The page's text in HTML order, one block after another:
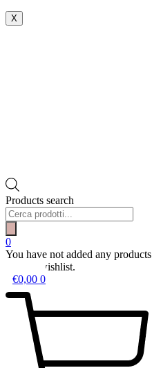
X
Products search
0
You have not added any products
to your wishlist.
€0,00 0